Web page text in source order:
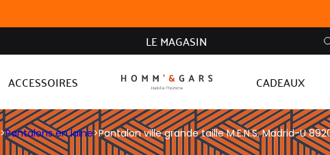
LE MAGASIN
ACCESSOIRES CADEAUX
>Pantalons en laine>Pantalon ville grande taille M.E.N.S. Madrid-U